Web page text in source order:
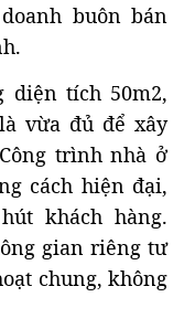
buôn bán
diện tích 50m2,
vừa đủ để xây
trình nhà ở
cách hiện đại,
khách hàng.
gian riêng tư
chung, không